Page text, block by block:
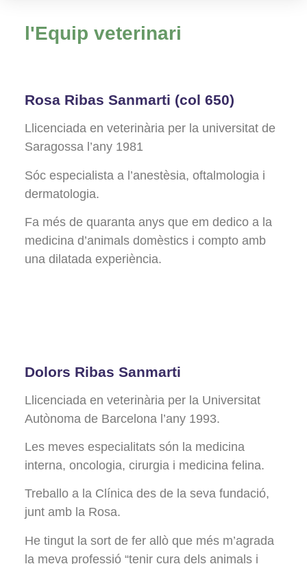
l'Equip veterinari
Rosa Ribas Sanmarti (col 650)
Llicenciada en veterinària per la universitat de
Saragossa l’any 1981
Sóc especialista a l’anestèsia, oftalmologia i
dermatologia.
Fa més de quaranta anys que em dedico a la
medicina d’animals domèstics i compto amb
una dilatada experiència.
Dolors Ribas Sanmarti
Llicenciada en veterinària per la Universitat
Autònoma de Barcelona l’any 1993.
Les meves especialitats són la medicina
interna, oncologia, cirurgia i medicina felina.
Treballo a la Clínica des de la seva fundació,
junt amb la Rosa.
He tingut la sort de fer allò que més m’agrada
la meva professió “tenir cura dels animals i